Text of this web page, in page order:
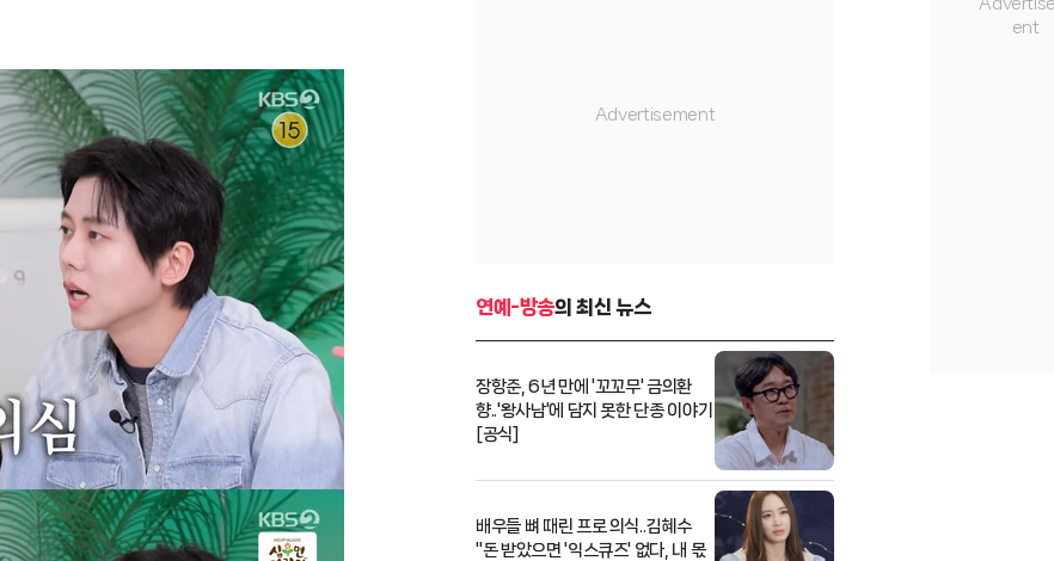
연예-방송의 최신 뉴스
장항준, 6년 만에 '꼬꼬무' 금의환
향..'왕사남'에 담지 못한 단종 이야기
[공식]
배우들 뼈 때린 프로 의식..김혜수
"돈 받았으면 '익스큐즈' 없다, 내 몫